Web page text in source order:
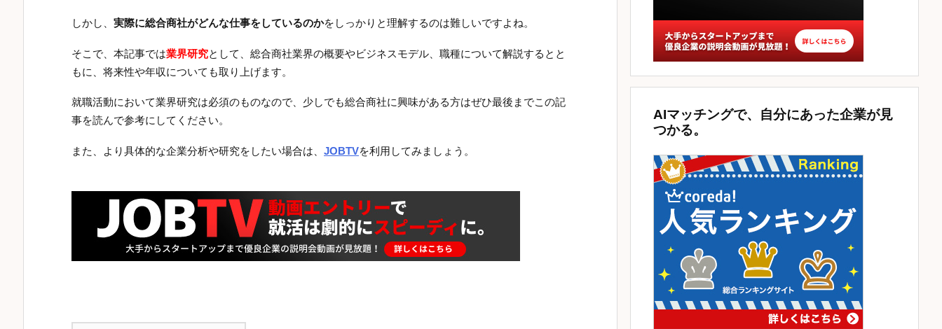
しかし、 実際に総合商社がどんな仕事をしているのかをしっかりと理解するのは難しいですよね。
そこで、本記事では業界研究として、総合商社業界の概要やビジネスモデル、職種について解説するとと
もに、将来性や年収についても取り上げます。
就職活動において業界研究は必須のものなので、少しでも総合商社に興味がある方はぜひ最後までこの記
事を読んで参考にしてください。
また、より具体的な企業分析や研究をしたい場合は、 JOBTVを利用してみましょう。
AIマッチングで、自分にあった企業が見
つかる。